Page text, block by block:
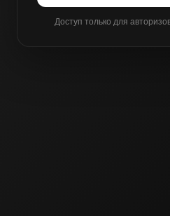
Доступ только для